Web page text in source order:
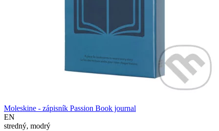
Moleskine - zápisník Passion Book journal
EN
stredný, modrý